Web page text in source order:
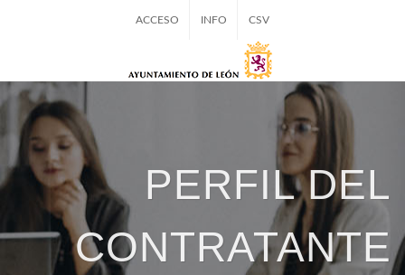
ACCESO INFO CSV
PERFIL DEL
CONTRATANTE